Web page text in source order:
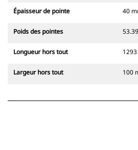
Épaisseur de pointe 40
Poids des pointes
Longueur hors tout
Largeur hors tout 100